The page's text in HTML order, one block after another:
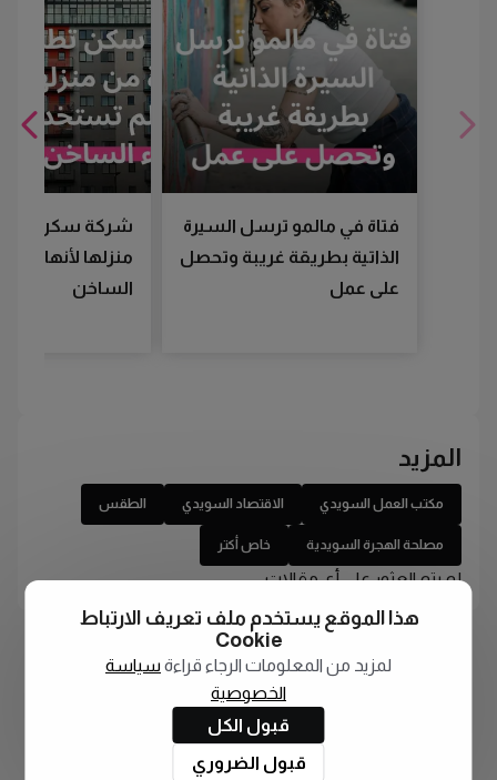
فتاة في مالمو ترسل السيرة
الذاتية بطريقة غريبة وتحصل
على عمل
شركة سكن
منزلها لأنها لم
الساخن
المزيد
مكتب العمل السويدي الاقتصاد السويدي الطقس
مصلحة الهجرة السويدية خاص أكتر
لم يتم العثور على أي مقالات
هذا الموقع يستخدم ملف تعريف الارتباط
Cookie
لمزيد من المعلومات الرجاء قراءة سياسة
الخصوصية
قبول الكل
قبول الضروري